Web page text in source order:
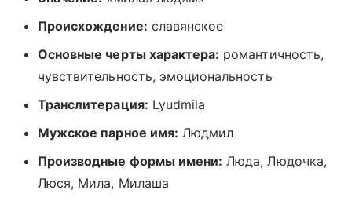
Происхождение: славянское
Основные черты характера: романтичность,
чувствительность, эмоциональность
Транслитерация: Lyudmila
Мужское парное имя: Людмил
Производные формы имени: Люда, Людочка,
Люся, Мила, Милаша